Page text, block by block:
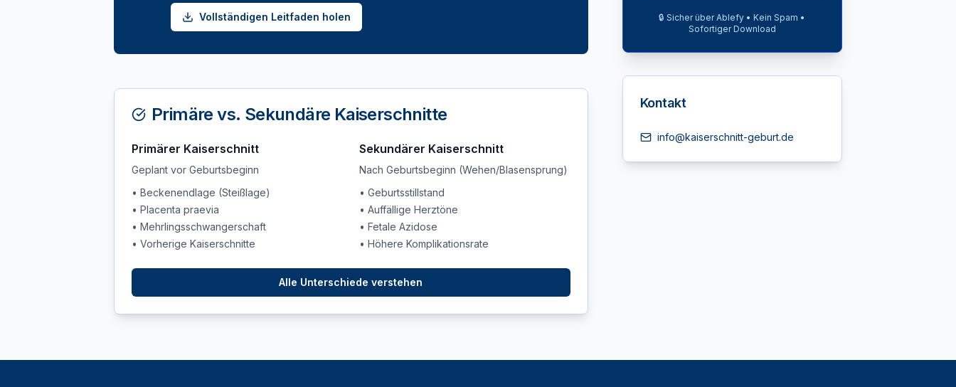
Vollständigen Leitfaden holen
Primäre vs. Sekundäre Kaiserschnitte
Primärer Kaiserschnitt
Geplant vor Geburtsbeginn
• Beckenendlage (Steißlage)
• Placenta praevia
• Mehrlingsschwangerschaft
• Vorherige Kaiserschnitte
Sekundärer Kaiserschnitt
Nach Geburtsbeginn (Wehen/Blasensprung)
• Geburtsstillstand
• Auffällige Herztöne
• Fetale Azidose
• Höhere Komplikationsrate
Alle Unterschiede verstehen
🔒 Sicher über Ablefy • Kein Spam •
Sofortiger Download
Kontakt
info@kaiserschnitt-geburt.de